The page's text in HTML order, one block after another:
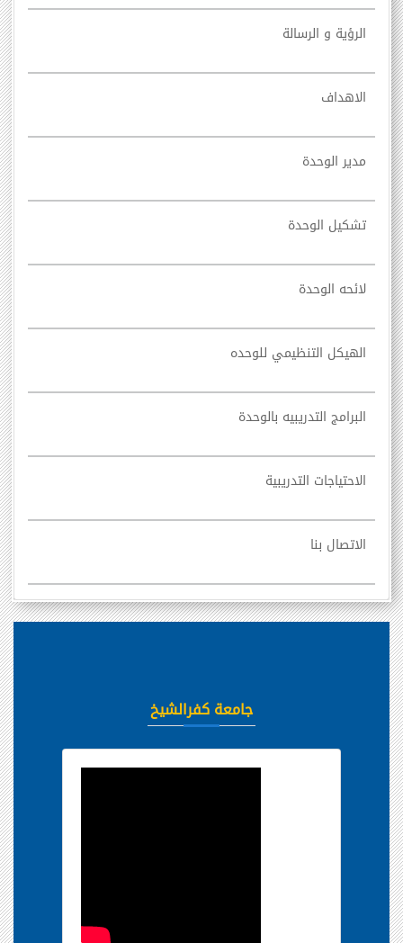
الرؤية و الرسالة
الاهداف
مدير الوحدة
تشكيل الوحدة
لائحه الوحدة
الهيكل التنظيمي للوحده
البرامج التدريبيه بالوحدة
الاحتياجات التدريبية
الاتصال بنا
جامعة كفرالشيخ